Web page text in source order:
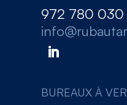
972 780 030
BUREAUX À